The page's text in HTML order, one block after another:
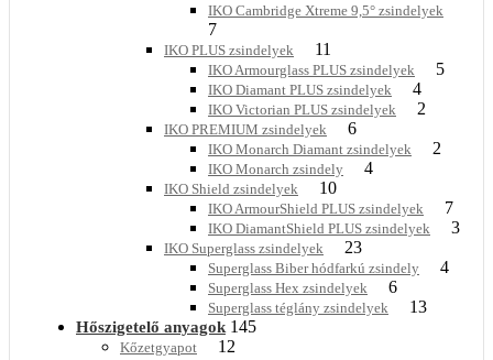
IKO Cambridge Xtreme 9,5° zsindelyek
7
IKO PLUS zsindelyek 11
IKO Armourglass PLUS zsindelyek 5
IKO Diamant PLUS zsindelyek 4
IKO Victorian PLUS zsindelyek 2
IKO PREMIUM zsindelyek 6
IKO Monarch Diamant zsindelyek 2
IKO Monarch zsindely 4
IKO Shield zsindelyek 10
IKO ArmourShield PLUS zsindelyek 7
IKO DiamantShield PLUS zsindelyek 3
IKO Superglass zsindelyek 23
Superglass Biber hódfarkú zsindely 4
Superglass Hex zsindelyek 6
Superglass téglány zsindelyek 13
Hőszigetelő anyagok 145
Kőzetgyapot 12